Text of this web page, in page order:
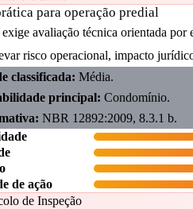
para operação predial
exige avaliação técnica orientada
risco operacional, impacto
classificada: Média.
principal: Condomínio.
NBR 12892:2009, 8.3.1 b.
de ação
de Inspeção